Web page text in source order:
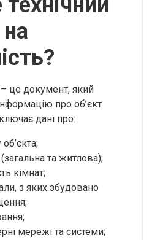
– це документ, який
про об’єкт
дані про:
та житлова);
кімнат;
з яких збудовано
мережі та системи;